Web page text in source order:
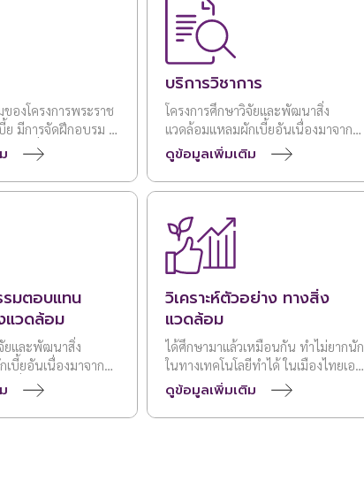
องโครงการพระราช
ย มีการจัดฝึกอบรม 2
บบที่ 1 Onsite คือ
รงการพระราชดำริฯ
น้นบรรยายองค์ความรู้
ให้เกิดความเข้าใจ
ที่ 2 Online คือ การ
กรมต่างๆ เช่น
Webex เป็นต้น
ยองค์ความรู้แล้ว
เกมออนไลน์และแบบ
บริการวิชาการ
โครงการศึกษาวิจัยและพัฒนาสิ่ง
แวดล้อมแหลมผักเบี้ยอันเนื่องมาจาก
พระราชดำริ เป็นโครงการฯ ต้นแบบ
การถ่ายทอดองค์ความรู้เทคโนโลยีการ
กำจัดขยะและบำบัดน้ำเสียชุมชน
ดูข้อมูลเพิ่มเติม
มตอบแทน
แวดล้อม
ยและพัฒนาสิ่ง
บี้ยอันเนื่องมาจาก
นึ่งในโครงการพระ
ารด้านสิ่งแวดล้อม
กการธรรมชาติช่วย
วิเคราะห์ตัวอย่าง ทางสิ่ง
แวดล้อม
ได้ศึกษามาแล้วเหมือนกัน ทำไม่ยากนัก
ในทางเทคโนโลยีทำได้ ในเมืองไทยเอง
ก็ทำได้
ดูข้อมูลเพิ่มเติม